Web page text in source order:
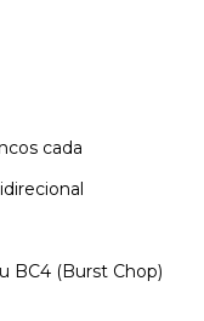
cada
BC4 (Burst Chop)